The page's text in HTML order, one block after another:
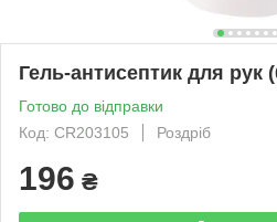
Гель-антисептик для рук
Готово до відправки
Код: CR203105
Роздріб
196 ₴